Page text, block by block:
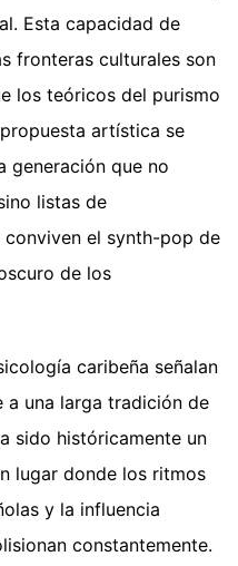
Esta capacidad de
fronteras culturales son
los teóricos del purismo
artística se
generación que no
listas de
el synth-pop de
de los
caribeña señalan
a una larga tradición de
sido históricamente un
lugar donde los ritmos
y la influencia
constantemente.